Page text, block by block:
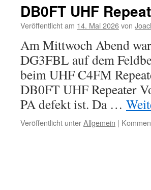
DB0FT UHF
Veröffentlicht am 14. Mai 2026von
Am Mittwoch Abend
DG3FBL auf dem
beim UHF C4FM
DB0FT UHF Repeater
PA defekt ist. Da …
Veröffentlicht unterAllgemein |